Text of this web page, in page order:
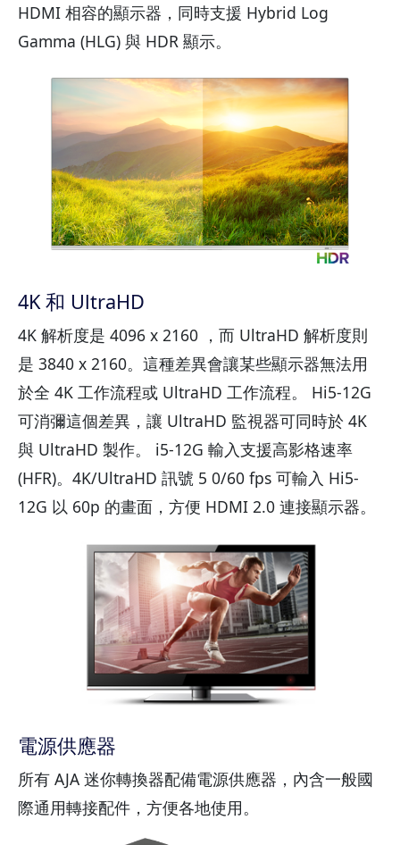
HDMI 相容的顯示器，同時支援 Hybrid Log
Gamma (HLG) 與 HDR 顯示。
4K 和 UltraHD
4K 解析度是 4096 x 2160 ，而 UltraHD 解析度則
是 3840 x 2160。這種差異會讓某些顯示器無法用
於全 4K 工作流程或 UltraHD 工作流程。 Hi5-12G
可消彌這個差異，讓 UltraHD 監視器可同時於 4K
與 UltraHD 製作。 i5-12G 輸入支援高影格速率
(HFR)。4K/UltraHD 訊號 5 0/60 fps 可輸入 Hi5-
12G 以 60p 的畫面，方便 HDMI 2.0 連接顯示器。
電源供應器
所有 AJA 迷你轉換器配備電源供應器，內含一般國
際通用轉接配件，方便各地使用。